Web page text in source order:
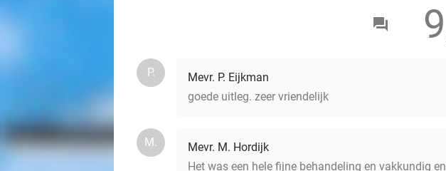
P.
Mevr. P. Eijkman
goede uitleg. zeer vriendelijk
M.
Mevr. M. Hordijk
Het was een hele fijne behandeling en vakkundig